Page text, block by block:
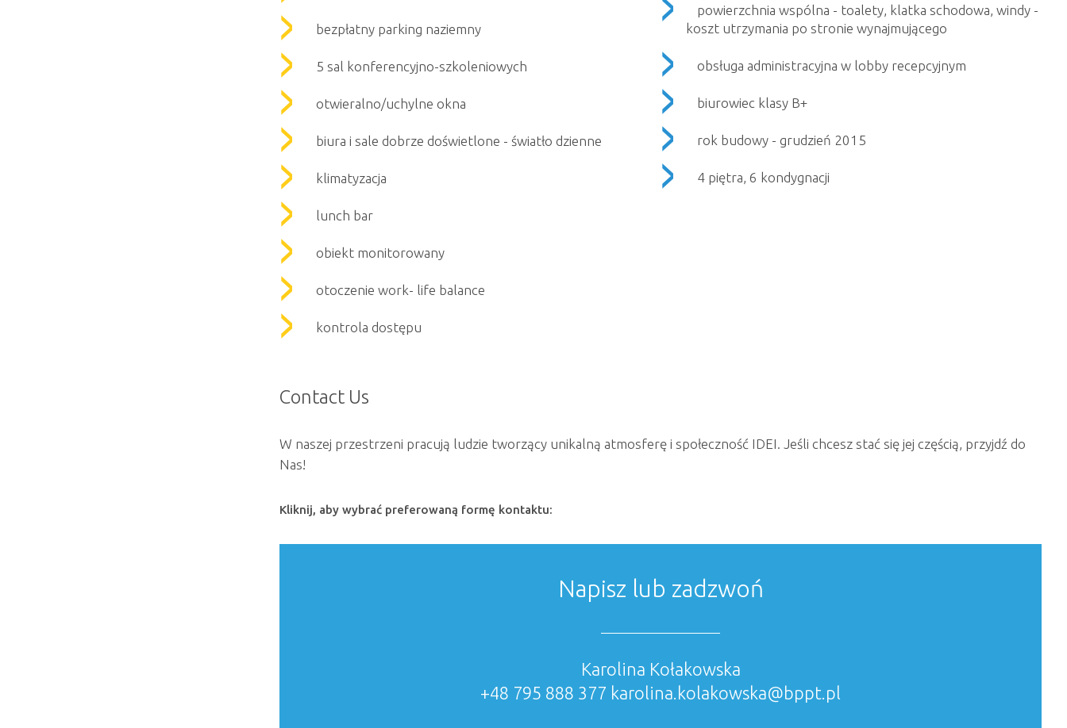
bezpłatny parking naziemny
5 sal konferencyjno-szkoleniowych
otwieralno/uchylne okna
biura i sale dobrze doświetlone - światło dzienne
klimatyzacja
lunch bar
obiekt monitorowany
otoczenie work- life balance
kontrola dostępu
powierzchnia wspólna - toalety, klatka schodowa, windy -
koszt utrzymania po stronie wynajmującego
obsługa administracyjna w lobby recepcyjnym
biurowiec klasy B+
rok budowy - grudzień 2015
4 piętra, 6 kondygnacji
Contact Us
W naszej przestrzeni pracują ludzie tworzący unikalną atmosferę i społeczność IDEI. Jeśli chcesz stać się jej częścią, przyjdź do
Nas!
Kliknij, aby wybrać preferowaną formę kontaktu:
Napisz lub zadzwoń
Karolina Kołakowska
+48 795 888 377 karolina.kolakowska@bppt.pl